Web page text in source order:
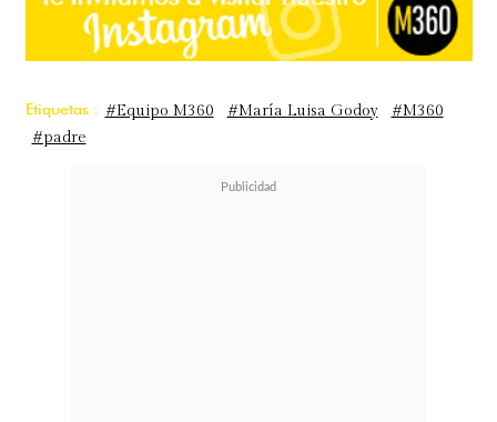
Etiquetas : #Equipo M360 #María Luisa Godoy
#M360
#padre